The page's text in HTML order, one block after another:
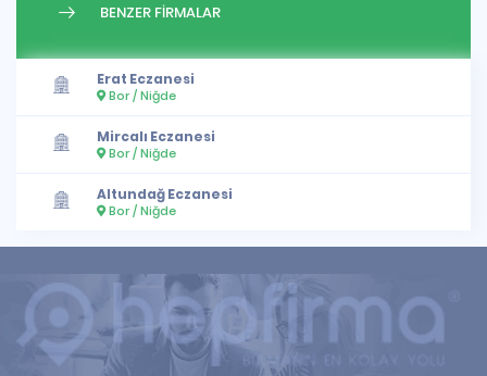
BENZER FİRMALAR
Erat Eczanesi
Bor / Niğde
Mircalı Eczanesi
Bor / Niğde
Altundağ Eczanesi
Bor / Niğde